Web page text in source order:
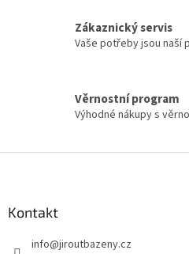
Zákaznický servis
Vaše potřeby jsou naší
Věrnostní program
Výhodné nákupy s
Kontakt
info@jiroutbazeny.cz